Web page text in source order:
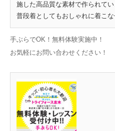
施した高品質な素材で作られて
普段着としてもおしゃれに着こ
手ぶらでOK！無料体験実施中！
お気軽にお問い合わせください！